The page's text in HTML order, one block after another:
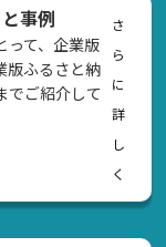
事例
って、企業版
版ふるさと納
でご紹介して
さ
ら
に
詳
し
く